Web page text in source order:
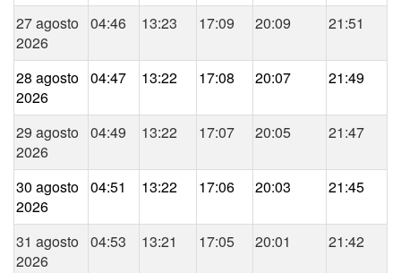
27 agosto
2026
04:46 13:23 17:09 20:09 21:51
28 agosto
2026
04:47 13:22 17:08 20:07 21:49
29 agosto
2026
04:49 13:22 17:07 20:05 21:47
30 agosto
2026
04:51 13:22 17:06 20:03 21:45
31 agosto
2026
04:53 13:21 17:05 20:01 21:42